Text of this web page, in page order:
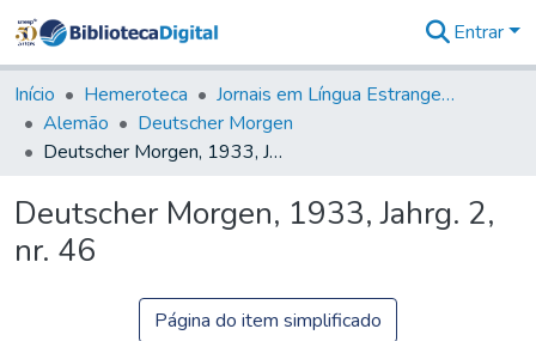
&
Coleções
Tudo na
Biblioteca
Estatísticas
Entrar
Início Hemeroteca
Jornais em Língua Estrangeira
Alemão
Deutscher Morgen
Deutscher Morgen, 1933, Jahrg. 2, nr. 46
Deutscher Morgen, 1933, Jahrg. 2,
nr. 46
Página do item simplificado